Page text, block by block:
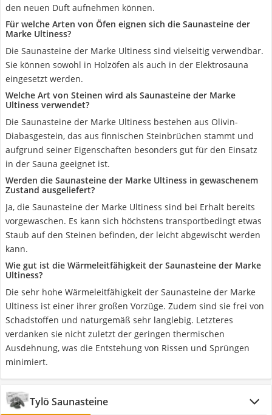
den neuen Duft aufnehmen können.
Für welche Arten von Öfen eignen sich die Saunasteine der
Marke Ultiness?
Die Saunasteine der Marke Ultiness sind vielseitig verwendbar.
Sie können sowohl in Holzöfen als auch in der Elektrosauna
eingesetzt werden.
Welche Art von Steinen wird als Saunasteine der Marke
Ultiness verwendet?
Die Saunasteine der Marke Ultiness bestehen aus Olivin-
Diabasgestein, das aus finnischen Steinbrüchen stammt und
aufgrund seiner Eigenschaften besonders gut für den Einsatz
in der Sauna geeignet ist.
Werden die Saunasteine der Marke Ultiness in gewaschenem
Zustand ausgeliefert?
Ja, die Saunasteine der Marke Ultiness sind bei Erhalt bereits
vorgewaschen. Es kann sich höchstens transportbedingt etwas
Staub auf den Steinen befinden, der leicht abgewischt werden
kann.
Wie gut ist die Wärmeleitfähigkeit der Saunasteine der Marke
Ultiness?
Die sehr hohe Wärmeleitfähigkeit der Saunasteine der Marke
Ultiness ist einer ihrer großen Vorzüge. Zudem sind sie frei von
Schadstoffen und naturgemäß sehr langlebig. Letzteres
verdanken sie nicht zuletzt der geringen thermischen
Ausdehnung, was die Entstehung von Rissen und Sprüngen
minimiert.
Tylö Saunasteine